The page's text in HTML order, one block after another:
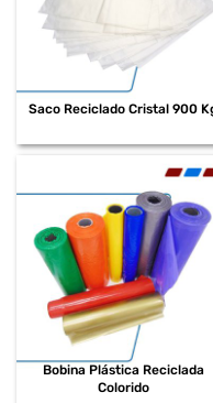
Saco Reciclado Cristal 900
Bobina Plástica Reciclada
Colorido